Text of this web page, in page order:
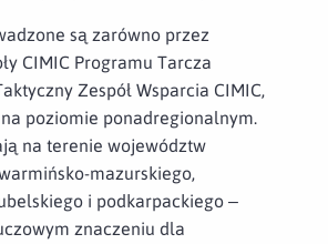
są zarówno przez
CIMIC Programu Tarcza
Zespół Wsparcia CIMIC,
poziomie ponadregionalnym.
na terenie województw
mazurskiego,
i podkarpackiego –
znaczeniu dla